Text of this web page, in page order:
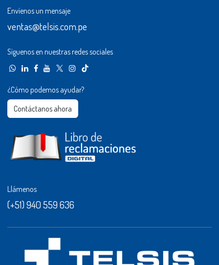
Envíenos un mensaje
ventas@telsis.com.pe
Síguenos en nuestras redes sociales
¿Cómo podemos ayudar?
Contáctanos ahora​​
Llámenos
(+51) 940 559 636